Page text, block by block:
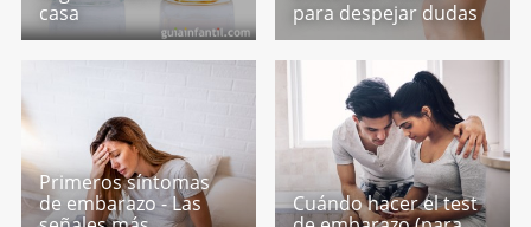
casa
para despejar dudas
Primeros síntomas
de embarazo - Las
Cuándo hacer el test